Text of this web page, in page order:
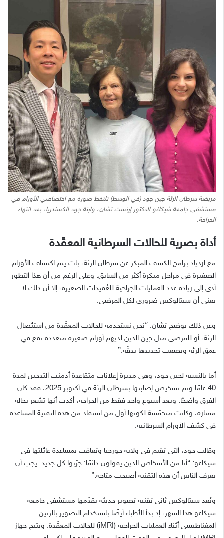
مريضة سرطان الرئة جين جود (في الوسط) تلتقط صورة مع اختصاصي الأورام في
مستشفى جامعة شيكاغو الدكتور إرنست تشان، وابنة جود ألكسندريا، بعد انتهاء
الجراحة.
أداة بصرية للحالات السرطانية المعقّدة
مع ازدياد برامج الكشف المبكر عن سرطان الرئة، بات يتم اكتشاف الأورام
الصغيرة في مراحل مبكرة أكثر من السابق. وعلى الرغم من أن هذا التطور
أدى إلى زيادة عدد العمليات الجراحية للعُقيدات الصغيرة، إلا أن ذلك لا
يعني أن سيتالوكس ضروري لكل المرضى.
وعن ذلك يوضح تشان: “نحن نستخدمه للحالات المعقّدة من استئصال
الرئة، أو للمرضى مثل جين الذين لديهم أورام صغيرة متعددة تقع في
عمق الرئة ويصعب تحديدها بدقّة.”
أما بالنسبة لجين جود، وهي مديرة إعلانات متقاعدة أدمنت التدخين لمدة
40 عامًا وتم تشخيص إصابتها بسرطان الرئة في أكتوبر
، فقد كان
الفرق واضحًا. وبعد أسبوع واحد فقط من الجراحة، أكدت أنها تشعر بحالة
ممتازة، وكانت متحمّسة لكونها أول من استفاد من هذه التقنية المساعدة
في كشف الأورام السرطانية.
وقالت جود، التي تقيم في ولاية جورجيا وتعافت بمساعدة عائلتها في
شيكاغو: “أنا من الأشخاص الذين يقولون دائمًا: جرّبوا كل جديد. يجب أن
يعرف الناس أن هذه التقنية أصبحت متاحة.”
ويُعد سيتالوكس ثاني تقنية تصوير حديثة يقدّمها مستشفى جامعة
شيكاغو هذا الشهر، إذ بدأ الأطباء أيضًا باستخدام التصوير بالرنين
المغناطيسي أثناء العمليات الجراحية (iMRI) للحالات المعقّدة. ويتيح جهاز